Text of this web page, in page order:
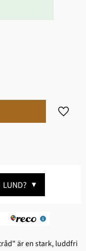
Lägg
LUND? ▼
är en stark, ludd­fri